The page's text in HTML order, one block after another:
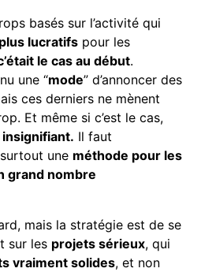
basés sur l’activité qui
lucratifs pour les
le cas au début.
une “mode” d’annoncer des
ces derniers ne mènent
Et même si c’est le cas,
insignifiant. Il faut
une méthode pour les
grand nombre
mais la stratégie est de se
sur les projets sérieux, qui
vraiment solides, et non